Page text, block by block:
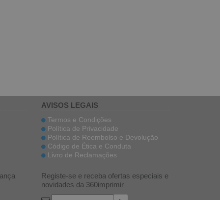
AVISOS LEGAIS
Termos e Condições
Política de Privacidade
Política de Reembolso e Devolução
Código de Ética e Conduta
Livro de Reclamações
Registe-se e receba ofertas especiais e
novidades da 360imprimir